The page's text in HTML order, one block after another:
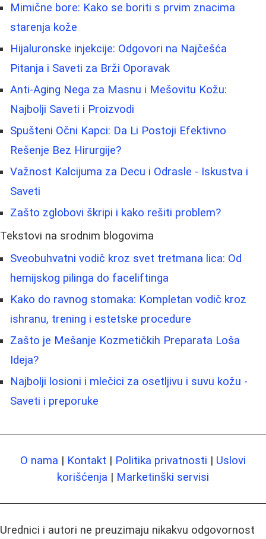
Mimične bore: Kako se boriti s prvim znacima
starenja kože
Hijaluronske injekcije: Odgovori na Najčešća
Pitanja i Saveti za Brži Oporavak
Anti-Aging Nega za Masnu i Mešovitu Kožu:
Najbolji Saveti i Proizvodi
Spušteni Očni Kapci: Da Li Postoji Efektivno
Rešenje Bez Hirurgije?
Važnost Kalcijuma za Decu i Odrasle - Iskustva i
Saveti
Zašto zglobovi škripi i kako rešiti problem?
Tekstovi na srodnim blogovima
Sveobuhvatni vodič kroz svet tretmana lica: Od
hemijskog pilinga do faceliftinga
Kako do ravnog stomaka: Kompletan vodič kroz
ishranu, trening i estetske procedure
Zašto je Mešanje Kozmetičkih Preparata Loša
Ideja?
Najbolji losioni i mlečici za osetljivu i suvu kožu -
Saveti i preporuke
O nama | Kontakt | Politika privatnosti | Uslovi
korišćenja | Marketinški servisi
Urednici i autori ne preuzimaju nikakvu odgovornost